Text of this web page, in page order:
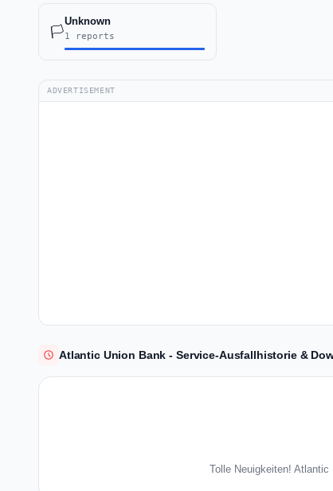
🏳️
Unknown
1 reports
ADVERTISEMENT
Atlantic Union Bank - Service-Ausfallhistorie &
Tolle Neuigkeiten! Atlantic